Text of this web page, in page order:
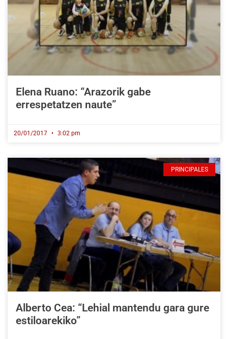
Elena Ruano: “Arazorik gabe
errespetatzen naute”
20/01/2017 3:02 pm
PRINCIPALES
Alberto Cea: “Lehial mantendu gara gure
estiloarekiko”